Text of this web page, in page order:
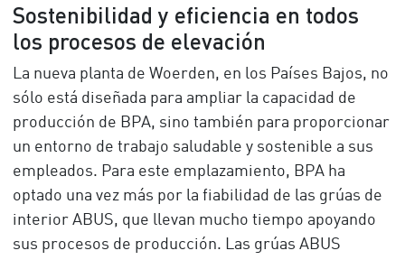
Sostenibilidad y eficiencia en todos
los procesos de elevación
La nueva planta de Woerden, en los Países Bajos, no
sólo está diseñada para ampliar la capacidad de
producción de BPA, sino también para proporcionar
un entorno de trabajo saludable y sostenible a sus
empleados. Para este emplazamiento, BPA ha
optado una vez más por la fiabilidad de las grúas de
interior ABUS, que llevan mucho tiempo apoyando
sus procesos de producción. Las grúas ABUS